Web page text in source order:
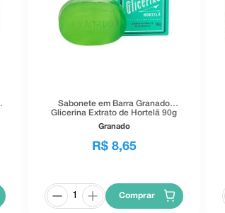
Sabonete em Barra Granado
Glicerina Extrato de Hortelã 90g
Granado
R$ 8,65
Comprar